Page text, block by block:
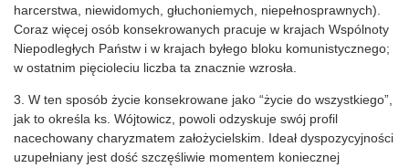
harcerstwa, niewidomych, głuchoniemych, niepełnosprawnych).
Coraz więcej osób konsekrowanych pracuje w krajach Wspólnoty
Niepodległych Państw i w krajach byłego bloku komunistycznego;
w ostatnim pięcioleciu liczba ta znacznie wzrosła.
3. W ten sposób życie konsekrowane jako “życie do wszystkiego”,
jak to określa ks. Wójtowicz, powoli odzyskuje swój profil
nacechowany charyzmatem założycielskim. Ideał dyspozycyjności
uzupełniany jest dość szczęśliwie momentem koniecznej